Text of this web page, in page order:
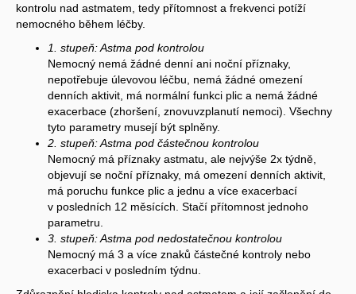
kontrolu nad astmatem, tedy přítomnost a frekvenci potíží
nemocného během léčby.
1. stupeň: Astma pod kontrolou
Nemocný nemá žádné denní ani noční příznaky,
nepotřebuje úlevovou léčbu, nemá žádné omezení
denních aktivit, má normální funkci plic a nemá žádné
exacerbace (zhoršení, znovuvzplanutí nemoci). Všechny
tyto parametry musejí být splněny.
2. stupeň: Astma pod částečnou kontrolou
Nemocný má příznaky astmatu, ale nejvýše 2x týdně,
objevují se noční příznaky, má omezení denních aktivit,
má poruchu funkce plic a jednu a více exacerbací
v posledních 12 měsících. Stačí přítomnost jednoho
parametru.
3. stupeň: Astma pod nedostatečnou kontrolou
Nemocný má 3 a více znaků částečné kontroly nebo
exacerbaci v posledním týdnu.